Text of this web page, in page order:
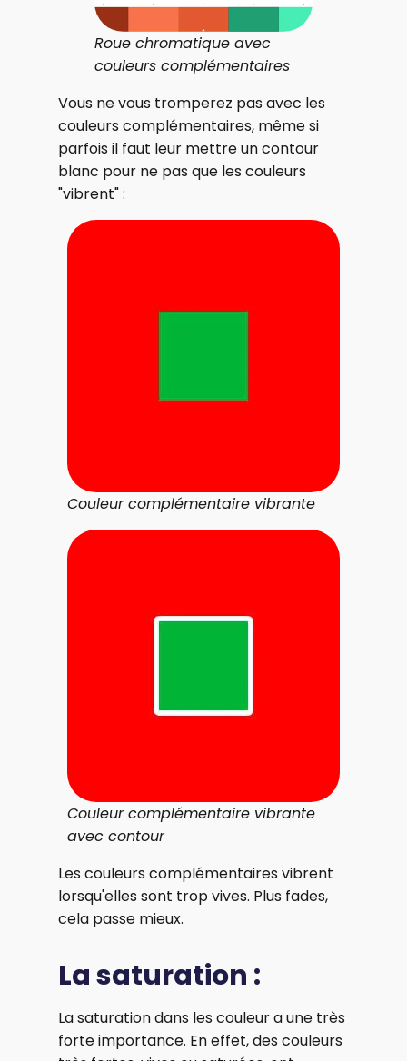
Roue chromatique avec
couleurs complémentaires
Vous ne vous tromperez pas avec les
couleurs complémentaires, même si
parfois il faut leur mettre un contour
blanc pour ne pas que les couleurs
"vibrent" :
Couleur complémentaire vibrante
Couleur complémentaire vibrante
avec contour
Les couleurs complémentaires vibrent
lorsqu'elles sont trop vives. Plus fades,
cela passe mieux.
La saturation :
La saturation dans les couleur a une très
forte importance. En effet, des couleurs